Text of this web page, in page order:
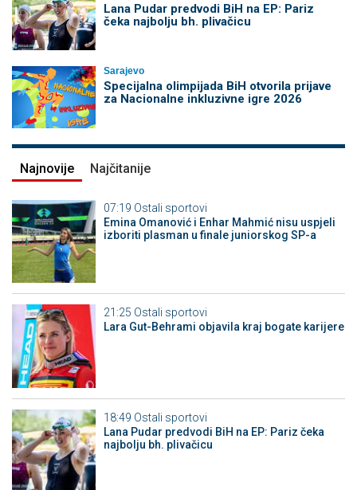
Lana Pudar predvodi BiH na EP: Pariz
čeka najbolju bh. plivačicu
Sarajevo
Specijalna olimpijada BiH otvorila prijave
za Nacionalne inkluzivne igre 2026
Najnovije Najčitanije
07:19 Ostali sportovi
Emina Omanović i Enhar Mahmić nisu uspjeli
izboriti plasman u finale juniorskog SP-a
21:25 Ostali sportovi
Lara Gut-Behrami objavila kraj bogate karijere
18:49 Ostali sportovi
Lana Pudar predvodi BiH na EP: Pariz čeka
najbolju bh. plivačicu